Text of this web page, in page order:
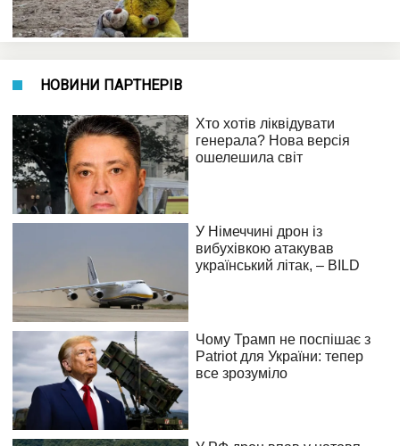
НОВИНИ ПАРТНЕРІВ